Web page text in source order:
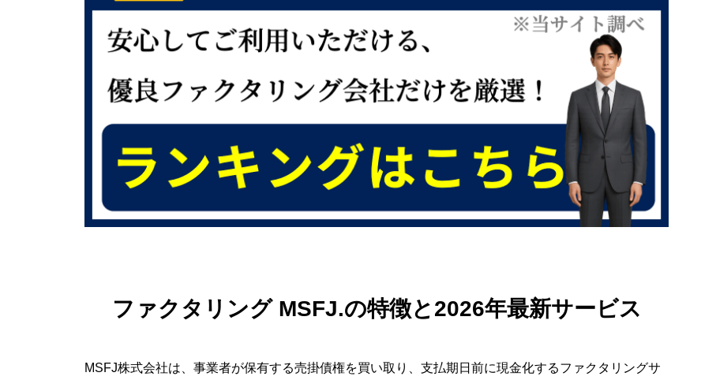
ファクタリング MSFJ.の特徴と2026年最新サービス
MSFJ株式会社は、事業者が保有する売掛債権を買い取り、支払期日前に現金化するファクタリングサ